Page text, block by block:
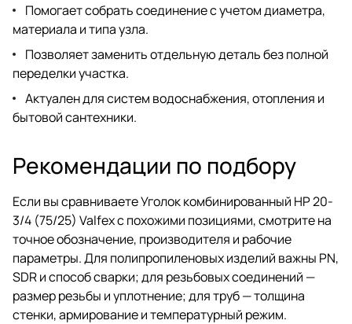
Помогает собрать соединение с учетом диаметра,
материала и типа узла.
Позволяет заменить отдельную деталь без полной
переделки участка.
Актуален для систем водоснабжения, отопления и
бытовой сантехники.
Рекомендации по подбору
Если вы сравниваете Уголок комбинированный НР 20-
3/4 (75/25) Valfex с похожими позициями, смотрите на
точное обозначение, производителя и рабочие
параметры. Для полипропиленовых изделий важны PN,
SDR и способ сварки; для резьбовых соединений —
размер резьбы и уплотнение; для труб — толщина
стенки, армирование и температурный режим.